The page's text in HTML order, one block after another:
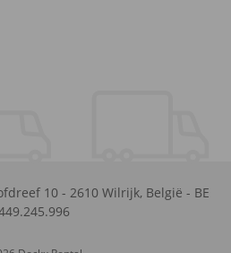
10 - 2610 Wilrijk, België - BE